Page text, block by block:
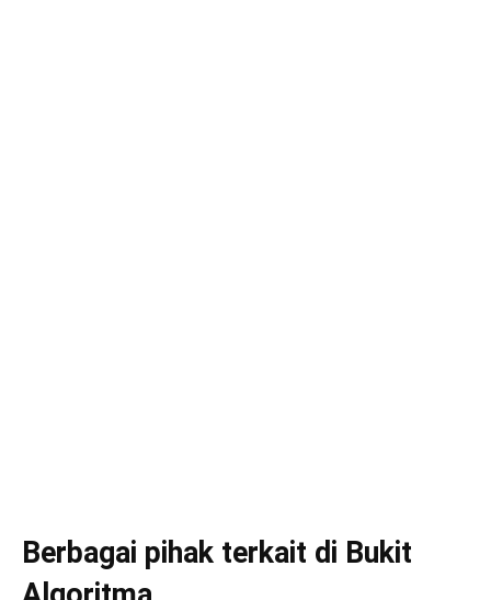
Berbagai pihak terkait di Bukit